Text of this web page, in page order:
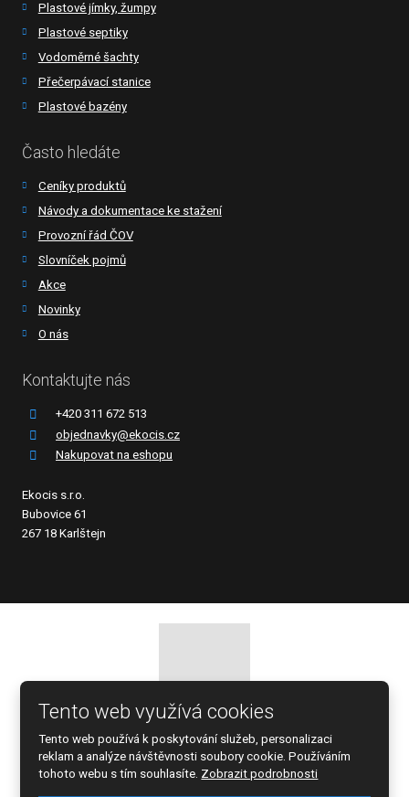
Plastové jímky, žumpy
Plastové septiky
Vodoměrné šachty
Přečerpávací stanice
Plastové bazény
Často hledáte
Ceníky produktů
Návody a dokumentace ke stažení
Provozní řád ČOV
Slovníček pojmů
Akce
Novinky
O nás
Kontaktujte nás
+420 311 672 513
objednavky@ekocis.cz
Nakupovat na eshopu
Ekocis s.r.o.
Bubovice 61
267 18 Karlštejn
© 2026 EKOCIS, spol. s r.o., vytvořila eBRÁNA s.r.o.
Mapa stránek
Podmínky použití
Tento web využívá cookies
Tento web používá k poskytování služeb, personalizaci
reklam a analýze návštěvnosti soubory cookie. Používáním
tohoto webu s tím souhlasíte. Zobrazit podrobnosti